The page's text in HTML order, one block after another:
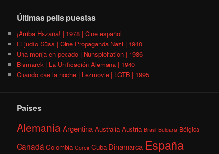
Últimas pelis puestas
¡Arriba Hazaña! | 1978 | Cine español
El judío Süss | Cine Propaganda Nazi | 1940
Una monja en pecado | Nunsploitation | 1986
Bismarck | La Unificación Alemana | 1940
Cuando cae la noche | Lezmovie | LGTB | 1995
Países
AlemaniaArgentina Australia Austria Brasil Bulgaria Bélgica
Canadá Colombia Corea Cuba Dinamarca España